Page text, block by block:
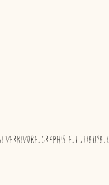
verbivore, graphiste, lutteuse,